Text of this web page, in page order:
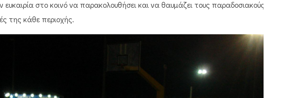
στο κοινό να παρακολουθήσει και να θαυμάζει τους παραδοσιακούς
της κάθε περιοχής.